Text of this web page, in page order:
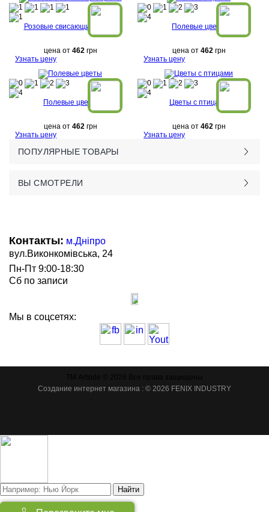
Розовые свисающие цветы
цена от 462грн
Узнать цену
Полевые цветы
цена от 462грн
Узнать цену
Полевые цветы
цена от 462грн
Узнать цену
Цветы с птицами
цена от 462грн
Узнать цену
ПОПУЛЯРНЫЕ ТОВАРЫ
ВЫ СМОТРЕЛИ
Контакты: м.Дніпро
вул.Виконкомівська, 24
Пн-Пт 9:00-18:30
Сб по записи
Мы в соцсетях:
Создание интернет магазина : © 2026 FENIX INDUSTRY
Найти
Товаров: 0)